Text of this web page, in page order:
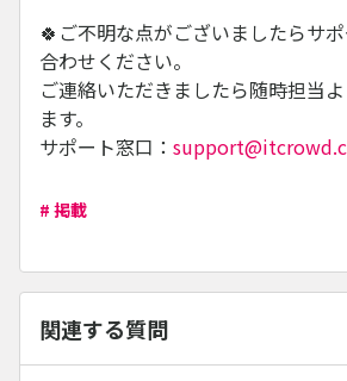
🍀ご不明な点がございましたらサ
合わせください。
ご連絡いただきましたら随時担当
ます。
サポート窓口：
# 掲載
関連する質問